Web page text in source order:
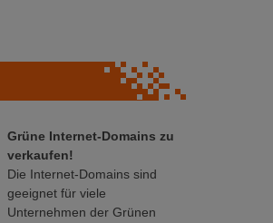
Grüne Internet-Domains zu
verkaufen!
Die Internet-Domains sind
geeignet für viele
Unternehmen der Grünen